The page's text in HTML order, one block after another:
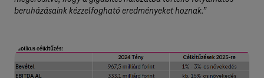
beruházásaink kézzelfogható eredményeket hoznak.”